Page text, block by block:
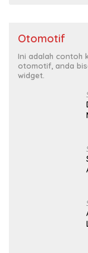
Otomotif
Ini adalah contoh
otomotif, anda
widget.